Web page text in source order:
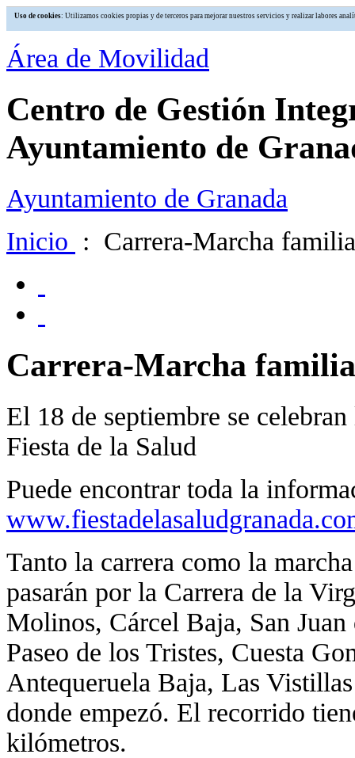
Uso de cookies: Utilizamos cookies propias y de terceros para mejorar nuestros servicios y realizar labores
Área de Movilidad
Centro de Gestión
Ayuntamiento de
Ayuntamiento de Granada
Inicio : Carrera-Marcha
Carrera-Marcha
El 18 de septiembre se
Fiesta de la Salud
Puede encontrar toda la
Tanto la carrera como la
pasarán por la Carrera de la
Molinos, Cárcel Baja, San
Paseo de los Tristes, Cuesta
Antequeruela Baja, Las
donde empezó. El recorrido
kilómetros.